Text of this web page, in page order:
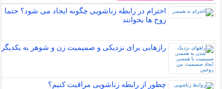
احترام در رابطه زناشویی چگونه ایجاد می شود؟ حتما
زوج ها بخوانند
رازهایی برای نزدیکی و صمیمیت زن و شوهر به یکدیگر
چطور از رابطه زناشویی مراقبت کنیم؟